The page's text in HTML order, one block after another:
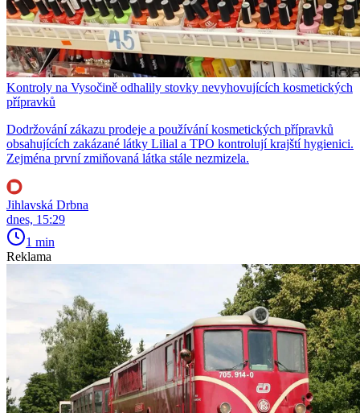
Kontroly na Vysočině odhalily stovky nevyhovujících kosmetických
přípravků
Dodržování zákazu prodeje a používání kosmetických přípravků
obsahujících zakázané látky Lilial a TPO kontrolují krajští hygienici.
Zejména první zmiňovaná látka stále nezmizela.
Jihlavská Drbna
dnes, 15:29
1 min
Reklama